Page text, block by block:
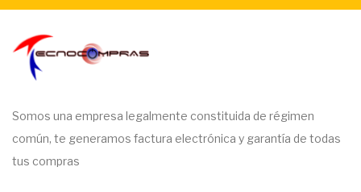
Somos una empresa legalmente constituida de régimen
común, te generamos factura electrónica y garantía de todas
tus compras